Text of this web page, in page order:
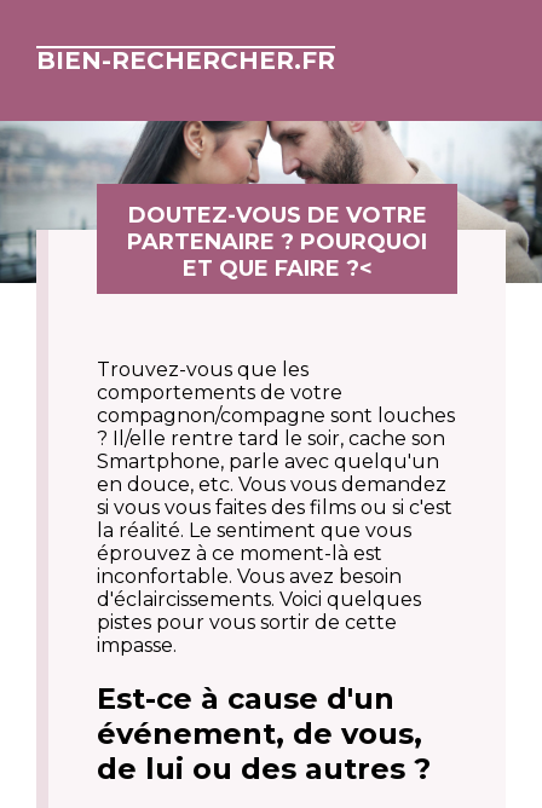
BIEN-RECHERCHER.FR
DOUTEZ-VOUS DE VOTRE
PARTENAIRE ? POURQUOI
ET QUE FAIRE ?<
Trouvez-vous que les
comportements de votre
compagnon/compagne sont louches
? Il/elle rentre tard le soir, cache son
Smartphone, parle avec quelqu'un
en douce, etc. Vous vous demandez
si vous vous faites des films ou si c'est
la réalité. Le sentiment que vous
éprouvez à ce moment-là est
inconfortable. Vous avez besoin
d'éclaircissements. Voici quelques
pistes pour vous sortir de cette
impasse.
Est-ce à cause d'un
événement, de vous,
de lui ou des autres ?